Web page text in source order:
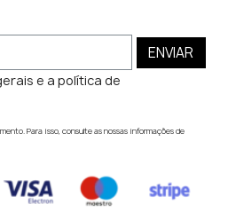
ENVIAR
e a política de
Para isso, consulte as nossas informações de